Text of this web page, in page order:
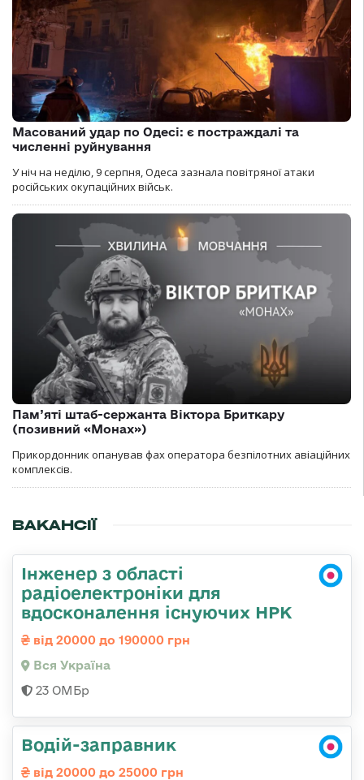
Масований удар по Одесі: є постраждалі та
численні руйнування
У ніч на неділю, 9 серпня, Одеса зазнала повітряної атаки
російських окупаційних військ.
Пам’яті штаб-сержанта Віктора Бриткару
(позивний «Монах»)
Прикордонник опанував фах оператора безпілотних авіаційних
комплексів.
ВАКАНСІЇ
Інженер з області
радіоелектроніки для
вдосконалення існуючих НРК
від 20000 до 190000 грн
Вся Україна
23 ОМБр
Водій-заправник
від 20000 до 25000 грн